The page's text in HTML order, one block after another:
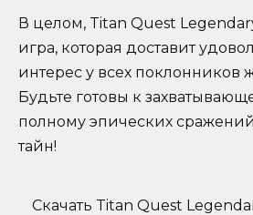
В целом, Titan Quest
игра, которая доставит
интерес у всех поклонников
Будьте готовы к
полному эпических
тайн!
Скачать Titan Quest